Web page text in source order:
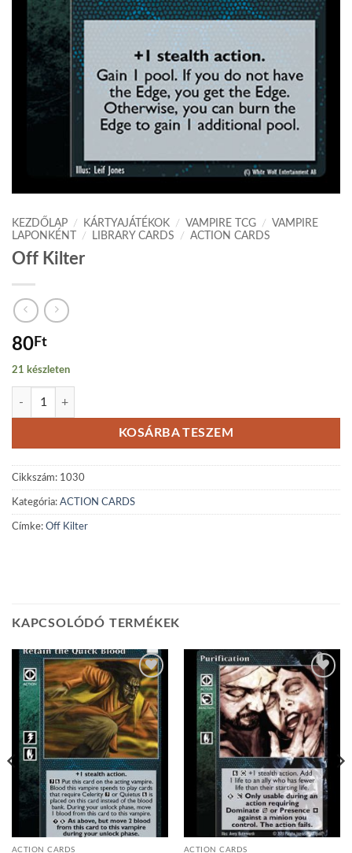
KEZDŐLAP / KÁRTYAJÁTÉKOK / VAMPIRE TCG /
VAMPIRE
LAPONKÉNT
/ LIBRARY CARDS / ACTION CARDS
Off Kilter
80Ft
21 készleten
Off Kilter mennyiség
KOSÁRBA TESZEM
Cikkszám: 1030
Kategória: ACTION CARDS
Címke: Off Kilter
KAPCSOLÓDÓ TERMÉKEK
Add to
wishlist
ACTION CARDS
Add to
wishlist
ACTION CARDS